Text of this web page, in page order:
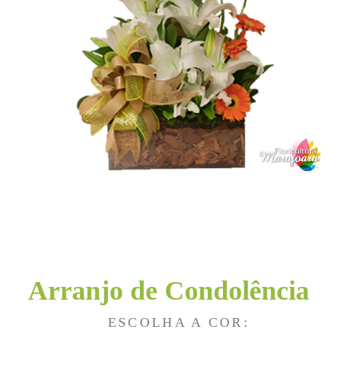
Arranjo de Condolência
ESCOLHA A COR: